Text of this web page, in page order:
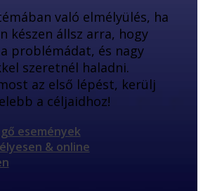
események
& online
való elmélyülés, ha
készen állsz arra, hogy
problémádat, és nagy
szeretnél haladni.
az első lépést, kerülj
a céljaidhoz!